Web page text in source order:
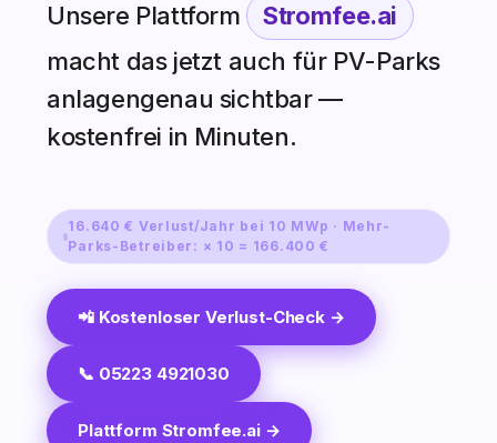
Unsere Plattform Stromfee.ai
macht das jetzt auch für PV-Parks
anlagengenau sichtbar —
kostenfrei in Minuten.
16.640 € Verlust/Jahr bei 10 MWp · Mehr-
Parks-Betreiber: × 10 = 166.400 €
📲 Kostenloser Verlust-Check →
📞 05223 4921030
Plattform Stromfee.ai →